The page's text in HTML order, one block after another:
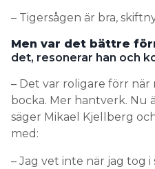
– Tigersågen är bra,
Men var det bättre
det, resonerar han och
– Det var roligare förr när
bocka. Mer hantverk. Nu
säger Mikael Kjellberg
med:
– Jag vet inte när jag tog i